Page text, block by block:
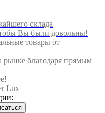
склада
Вы были довольны!
товары от
благодаря прямым
Lux